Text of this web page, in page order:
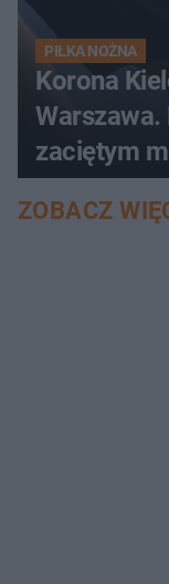
PIŁKA NOŻNA
Korona
Warszawa.
zaciętym
ZOBACZ